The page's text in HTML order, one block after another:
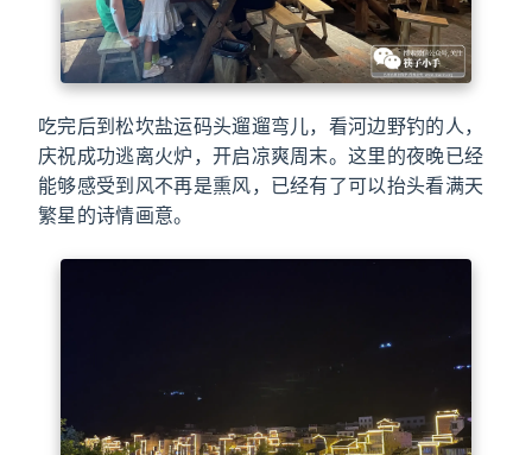
吃完后到松坎盐运码头遛遛弯儿，看河边野钓的人，
庆祝成功逃离火炉，开启凉爽周末。这里的夜晚已经
能够感受到风不再是熏风，已经有了可以抬头看满天
繁星的诗情画意。